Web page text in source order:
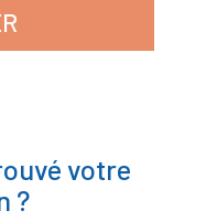
votre
?